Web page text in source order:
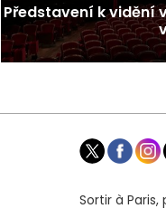
Představení k vidění
Sortir à